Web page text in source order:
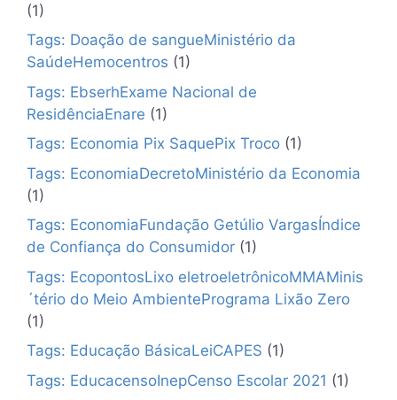
(1)
Tags: Doação de sangueMinistério da
SaúdeHemocentros (1)
Tags: EbserhExame Nacional de
ResidênciaEnare (1)
Tags: Economia Pix SaquePix Troco (1)
Tags: EconomiaDecretoMinistério da Economia
(1)
Tags: EconomiaFundação Getúlio VargasÍndice
de Confiança do Consumidor (1)
Tags: EcopontosLixo eletroeletrônicoMMAMinis
´tério do Meio AmbientePrograma Lixão Zero
(1)
Tags: Educação BásicaLeiCAPES (1)
Tags: EducacensoInepCenso Escolar 2021 (1)